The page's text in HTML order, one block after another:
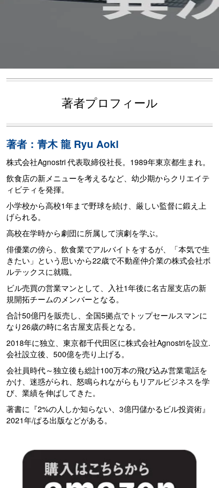
著者プロフィール
著者：青木 龍 Ryu Aoki
株式会社Agnostri 代表取締役社長。1989年東京都生まれ。
飲食店の新メニューを考えるなど、幼少期からクリエイテ
ィビティを発揮。
小学校から高校1年まで野球を続け、厳しい監督に鍛え上
げられる。
高校在学時から劇団に所属して演劇を学ぶ。
俳優業の傍ら、飲食業でアルバイトをするが、「本気で生
きたい」という思いから22歳で不動産仲介業の株式会社ボ
ルテックスに就職。
ビル売買の営業マンとして、入社1年後に名古屋支店の新
規開拓チームのメンバーとなる。
合計50億円を販売し、全国5拠点でトップセールスマンに
なり26歳の時に名古屋支店長となる。
2018年に独立、東京都千代田区に株式会社Agnostriを設立.
会社設立後、500億を売り上げる。
会社員時代～独立後も総計100万本の飛び込み営業電話を
かけ、迷惑がられ、怒鳴られながらもリアルビジネスを学
び、業績を伸ばしてきた。
著書に『2%の人しか知らない、3億円儲かるビル投資術』
2021年/ぱる出版などがある。